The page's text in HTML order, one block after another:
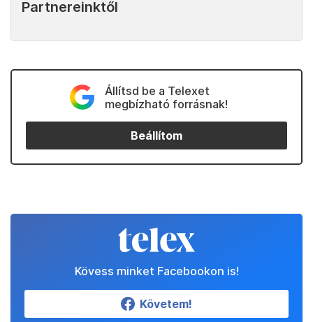
Partnereinktől
Állítsd be a Telexet
megbízható forrásnak!
Beállítom
Kövess minket Facebookon is!
Követem!